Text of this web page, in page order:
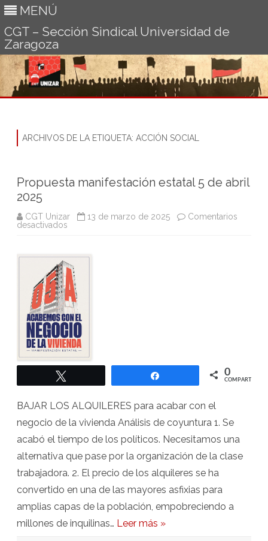
MENÚ
CGT – Sección Sindical Universidad de
Zaragoza
ARCHIVOS DE LA ETIQUETA: ACCIÓN SOCIAL
Propuesta manifestación estatal 5 de abril
2025
CGT Unizar 13 de marzo de 2025
Comentarios
desactivados
5
de
abril
2025
0
COMPARTIR
BAJAR LOS ALQUILERES para acabar con el
negocio de la vivienda Análisis de coyuntura 1. Se
acabó el tiempo de los políticos. Necesitamos una
alternativa que pase por la organización de la clase
trabajadora. 2. El precio de los alquileres se ha
convertido en una de las mayores asfixias para
amplias capas de la población, empobreciendo a
millones de inquilinas… Leer más »